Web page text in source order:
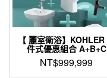
【 麗室衛浴】
件式優惠組合 A+B+C
NT$999,999